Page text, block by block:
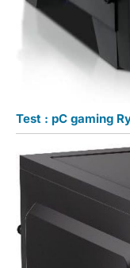
Test : pC gaming